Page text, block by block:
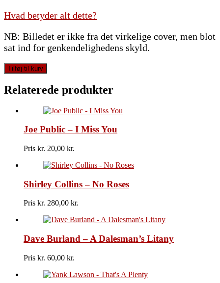
Hvad betyder alt dette?
NB: Billedet er ikke fra det virkelige cover, men blot
sat ind for genkendelighedens skyld.
Lou
Christie
-
Lightnin'
antal
Tilføj til kurv
Relaterede produkter
Joe Public – I Miss You
Pris kr. 20,00
Shirley Collins – No Roses
Pris kr. 280,00
Dave Burland – A Dalesman’s Litany
Pris kr. 60,00